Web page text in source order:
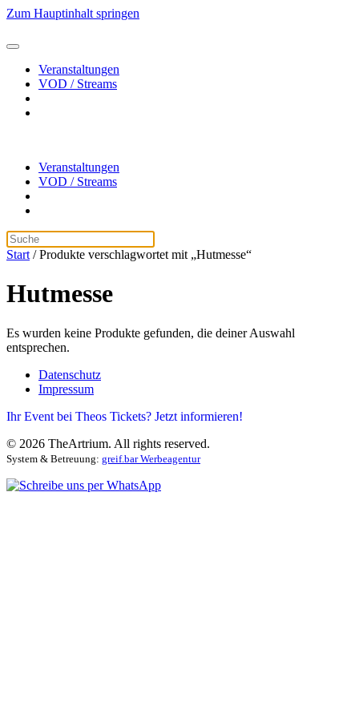
Zum Hauptinhalt springen
Veranstaltungen
VOD / Streams
Veranstaltungen
VOD / Streams
Start / Produkte verschlagwortet mit „Hutmesse“
Hutmesse
Es wurden keine Produkte gefunden, die deiner Auswahl
entsprechen.
Datenschutz
Impressum
Ihr Event bei Theos Tickets? Jetzt informieren!
© 2026 TheArtrium. All rights reserved.
System & Betreuung: greif.bar Werbeagentur